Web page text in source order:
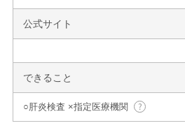
公式サイト
できること
○肝炎検査 ×指定医療機関